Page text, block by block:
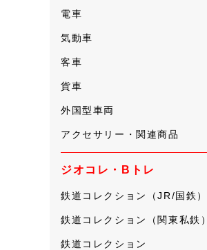
電車
気動車
客車
貨車
外国型車両
アクセサリー・関連商品
ジオコレ・Bトレ
鉄道コレクション（JR/国鉄）
鉄道コレクション（関東私鉄）
鉄道コレクション